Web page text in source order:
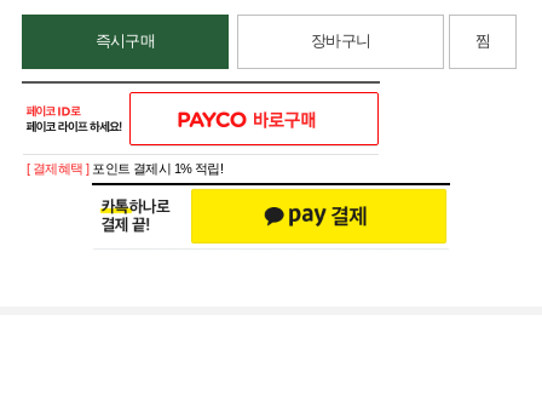
즉시구매 장바구니 찜
[ 결제혜택 ] 포인트 결제시 1% 적립!